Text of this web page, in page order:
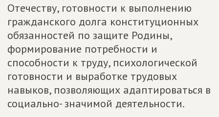
Отечеству, готовности к выполнению
гражданского долга конституционных
обязанностей по защите Родины,
формирование потребности и
способности к труду, психологической
готовности и выработке трудовых
навыков, позволяющих адаптироваться в
социально- значимой деятельности.